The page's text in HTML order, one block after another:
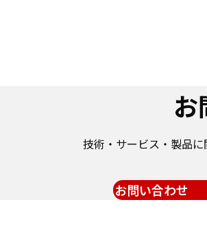
お
技術・サービス・製品に
お問い合わせ